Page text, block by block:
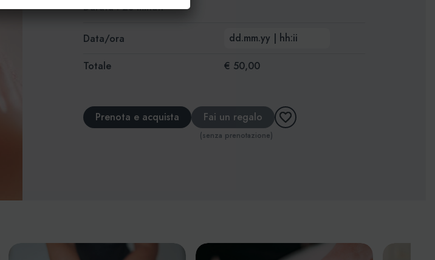
Durata : 25 minuti
Data/ora
Totale
€ 50,00
Prenota e acquista Fai un regalo
(senza prenotazione)